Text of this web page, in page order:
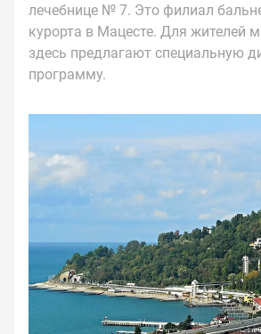
лечебнице № 7. Это филиал
курорта в Мацесте. Для жителей
здесь предлагают специальную
программу.